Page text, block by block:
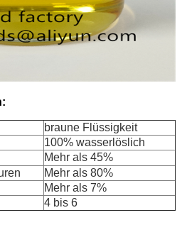
braune Flüssigkeit
100% wasserlöslich
Mehr als 45%
Mehr als 80%
Mehr als 7%
4 bis 6